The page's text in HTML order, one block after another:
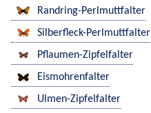
Randring-Perlmuttfalter
Silberfleck-Perlmuttfalter
Pflaumen-Zipfelfalter
Eismohrenfalter
Ulmen-Zipfelfalter